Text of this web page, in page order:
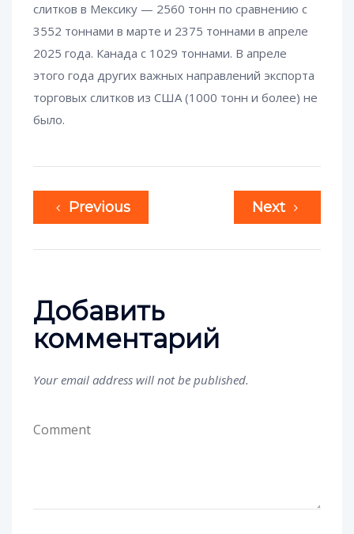
слитков в Мексику — 2560 тонн по сравнению с
3552 тоннами в марте и 2375 тоннами в апреле
2025 года. Канада с 1029 тоннами. В апреле
этого года других важных направлений экспорта
торговых слитков из США (1000 тонн и более) не
было.
Previous Next
Добавить
комментарий
Your email address will not be published.